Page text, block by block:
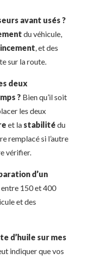
avant usés ?
du véhicule,
, et des
sur la route.
deux
? Bien qu’il soit
les deux
et la stabilité du
remplacé si l’autre
vérifier.
d’un
150 et 400
et des
d’huile sur mes
indiquer que vos